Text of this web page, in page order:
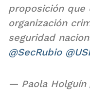
proposición que
organización
seguridad
@SecRubio
— Paola